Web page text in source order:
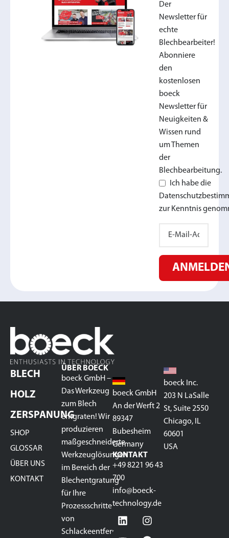
Der
Newsletter für
echte
Blechbearbeiter!
Abonniere
den
kostenlosen
boeck
Newsletter für
Neuigkeiten &
Wissen rund
um Themen
der
Blechbearbeitung.
Ich habe die
zur Kenntnis
BLECH
HOLZ
ZERSPANUNG
SHOP
GLOSSAR
ÜBER UNS
KONTAKT
ÜBER BOECK
boeck GmbH –
Das Werkzeug
zum Blech
entgraten! Wir
produzieren
maßgeschneiderte
Werkzeuglösungen
im Bereich der
Blechentgratung
für Ihre
Prozessschritte
von
Schlackeentfernung,
boeck GmbH
An der Werft 2
89347
Bubesheim
Germany
KONTAKT
+49 8221 96 43
700
info@boeck-
technology.de
boeck Inc.
203 N LaSalle
St, Suite 2550
Chicago, IL
60601
USA